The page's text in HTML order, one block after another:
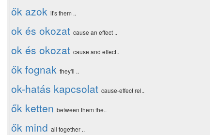
ők azok it's them ..
ok és okozat cause an effect ..
ok és okozat cause and effect..
ők fognak they'll ..
ok-hatás kapcsolat cause-effect rel..
ők ketten between them the..
ők mind all together ..